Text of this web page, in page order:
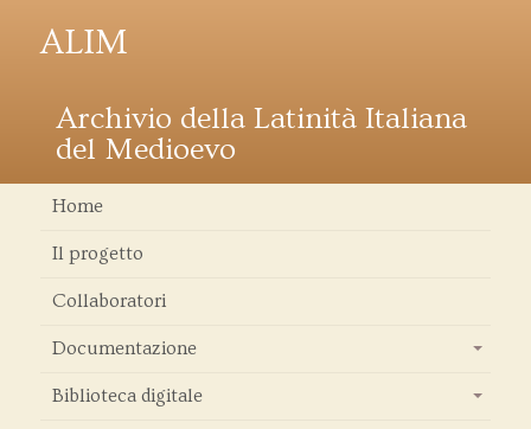
ALIM
Archivio della Latinità Italiana
del Medioevo
Home
Il progetto
Collaboratori
Documentazione
Biblioteca digitale